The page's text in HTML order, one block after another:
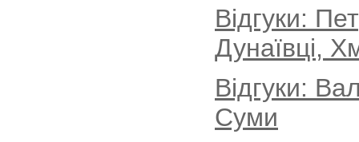
Відгуки:
Дунаївці,
Відгуки:
Суми